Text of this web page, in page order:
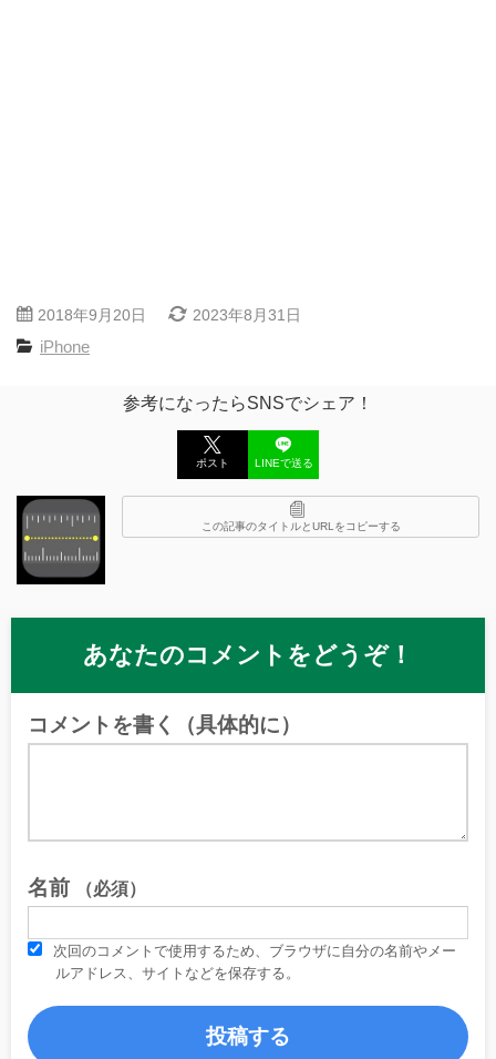
2018年9月20日 2023年8月31日
iPhone
参考になったらSNSでシェア！
ポスト LINEで送る
この記事のタイトルとURLをコピーする
あなたのコメントをどうぞ！
コメントを書く（具体的に）
名前 （必須）
次回のコメントで使用するため、ブラウザに自分の名前やメー
ルアドレス、サイトなどを保存する。